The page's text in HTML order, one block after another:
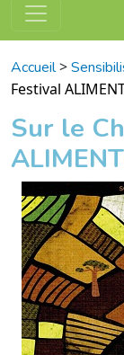
Accueil>
Festival
Sur le